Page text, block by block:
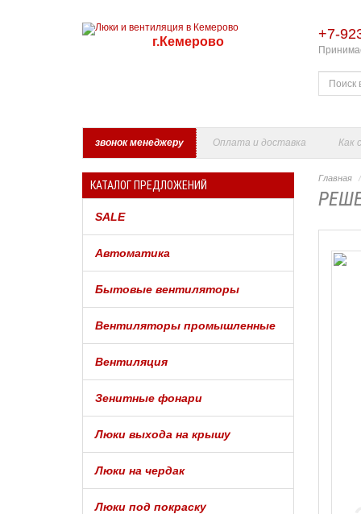
г.Кемерово +7-
звонок менеджеру Оплата и доставка Как
КАТАЛОГ ПРЕДЛОЖЕНИЙ
SALE
Автоматика
Бытовые вентиляторы
Вентиляторы промышленные
Вентиляция
Зенитные фонари
Люки выхода на крышу
Люки на чердак
Люки под покраску
Главная